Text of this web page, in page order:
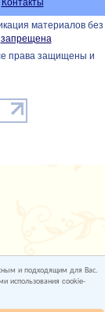
и подходящим для Вас.
использования cookie-
Контакты
материалов без
запрещена
права защищены и